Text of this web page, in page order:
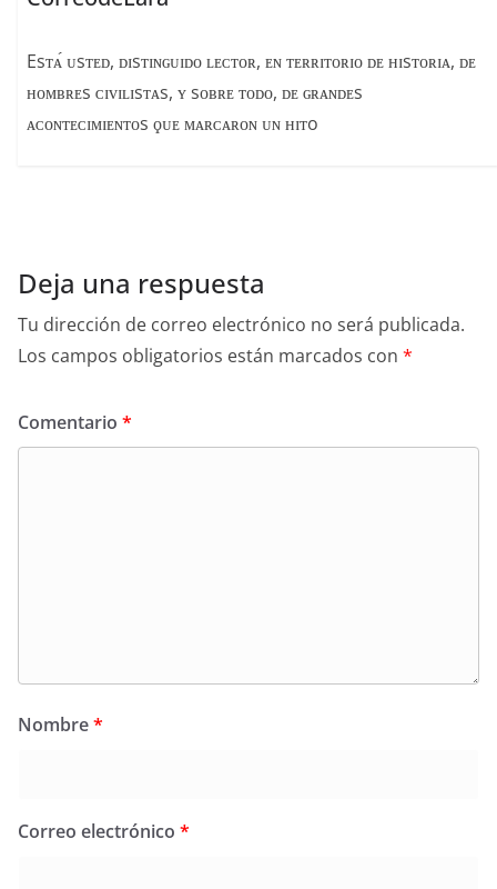
Esᴛᴀ́ ᴜsᴛᴇᴅ, ᴅɪsᴛɪɴɢᴜɪᴅᴏ ʟᴇᴄᴛᴏʀ, ᴇɴ ᴛᴇʀʀɪᴛᴏʀɪᴏ ᴅᴇ ʜɪsᴛᴏʀɪᴀ, ᴅᴇ
ʜᴏᴍʙʀᴇs ᴄɪᴠɪʟɪsᴛᴀs, ʏ sᴏʙʀᴇ ᴛᴏᴅᴏ, ᴅᴇ ɢʀᴀɴᴅᴇs
ᴀᴄᴏɴᴛᴇᴄɪᴍɪᴇɴᴛᴏs ϙᴜᴇ ᴍᴀʀᴄᴀʀᴏɴ ᴜɴ ʜɪᴛo
Deja una respuesta
Tu dirección de correo electrónico no será publicada.
Los campos obligatorios están marcados con *
Comentario *
Nombre*
Correo electrónico *